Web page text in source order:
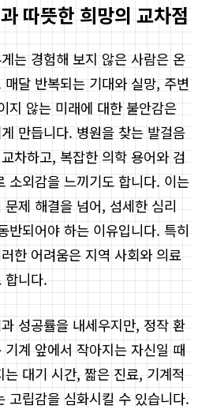
따뜻한 희망의 교차점
는 경험해 보지 않은 사람은 온
달 반복되는 기대와 실망, 주변
지 않는 미래에 대한 불안감은
만듭니다. 병원을 찾는 발걸음
차하고, 복잡한 의학 용어와 검
소외감을 느끼기도 합니다. 이는
제 해결을 넘어, 섬세한 심리
반되어야 하는 이유입니다. 특히
한 어려움은 지역 사회와 의료
합니다.
성공률을 내세우지만, 정작 환
계 앞에서 작아지는 자신일 때
대기 시간, 짧은 진료, 기계적
고립감을 심화시킬 수 있습니다.